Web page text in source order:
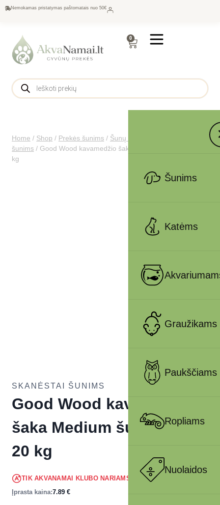
Nemokamas pristatymas paštomatais nuo 50€
0
Šunims
Katėms
Graužikams
Paukščiams
Ropliams
Nuolaidos
Home / Shop / Prekės šunims / Šunų maistas
šunims / Good Wood kavamedžio šaka Medium šunims iki 20
kg
SKANĖSTAI ŠUNIMS
Good Wood kavamedžio
šaka Medium šunims iki
20 kg
TIK AKVANAMAI KLUBO NARIAMS 7.50€
Įprasta kaina:7.89 €